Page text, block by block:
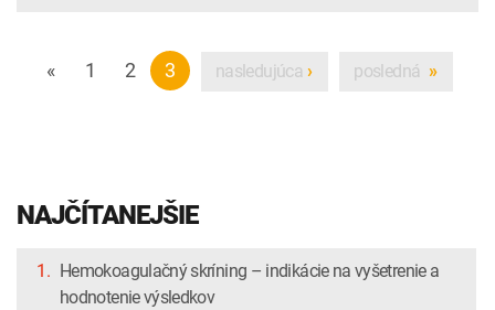
« 1 2 3 nasledujúca › posledná »
NAJČÍTANEJŠIE
1. Hemokoagulačný skríning – indikácie na vyšetrenie a
hodnotenie výsledkov